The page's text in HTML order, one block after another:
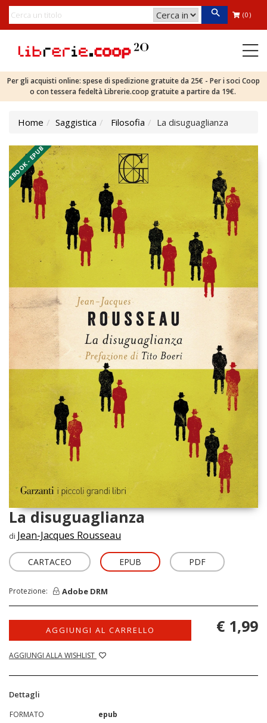
(0)
Per gli acquisti online: spese di spedizione gratuite da 25€ - Per i soci Coop
o con tessera fedeltà Librerie.coop gratuite a partire da 19€.
Home Saggistica Filosofia La disuguaglianza
EBOOK - EPUB
La disuguaglianza
di Jean-Jacques Rousseau
CARTACEO EPUB PDF
Protezione: Adobe DRM
AGGIUNGI AL CARRELLO
AGGIUNGI ALLA WISHLIST
€ 1,99
Dettagli
FORMATO
epub